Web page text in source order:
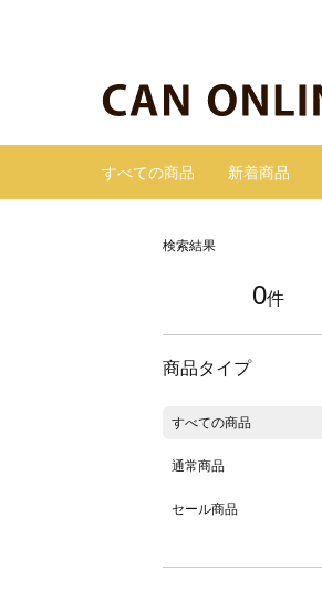
すべての商品 新着商品
検索結果
0件
商品タイプ
すべての商品
通常商品
セール商品